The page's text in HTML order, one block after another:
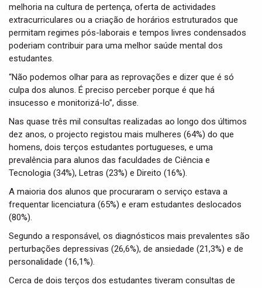
melhoria na cultura de pertença, oferta de actividades
extracurriculares ou a criação de horários estruturados que
permitam regimes pós-laborais e tempos livres condensados
poderiam contribuir para uma melhor saúde mental dos
estudantes.
“Não podemos olhar para as reprovações e dizer que é só
culpa dos alunos. É preciso perceber porque é que há
insucesso e monitorizá-lo”, disse.
Nas quase três mil consultas realizadas ao longo dos últimos
dez anos, o projecto registou mais mulheres (64%) do que
homens, dois terços estudantes portugueses, e uma
prevalência para alunos das faculdades de Ciência e
Tecnologia (34%), Letras (23%) e Direito (16%).
A maioria dos alunos que procuraram o serviço estava a
frequentar licenciatura (65%) e eram estudantes deslocados
(80%).
Segundo a responsável, os diagnósticos mais prevalentes são
perturbações depressivas (26,6%), de ansiedade (21,3%) e de
personalidade (16,1%).
Cerca de dois terços dos estudantes tiveram consultas de